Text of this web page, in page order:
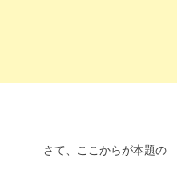
さて、ここからが本題の